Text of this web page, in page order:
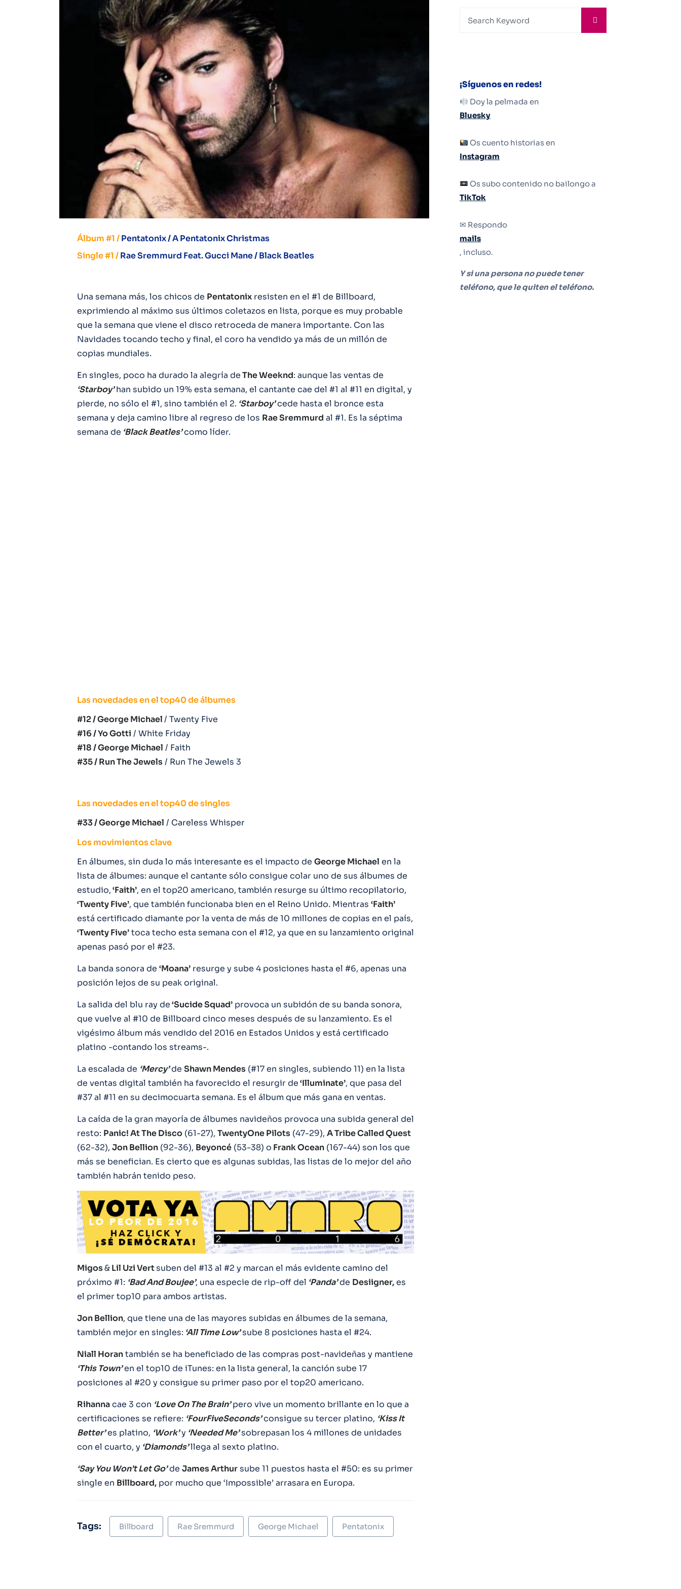
Álbum #1 /Pentatonix / A Pentatonix Christmas
Single #1 /Rae Sremmurd Feat. Gucci Mane / Black Beatles
Una semana más, los chicos de Pentatonix resisten en el #1 de Billboard,
exprimiendo al máximo sus últimos coletazos en lista, porque es muy probable
que la semana que viene el disco retroceda de manera importante. Con las
Navidades tocando techo y final, el coro ha vendido ya más de un millón de
copias mundiales.
En singles, poco ha durado la alegría deThe Weeknd: aunque las ventas de
‘Starboy’han subido un 19% esta semana, el cantante cae del #1 al #11 en digital, y
pierde, no sólo el #1, sino también el 2. ‘Starboy’cede hasta el bronce esta
semana y deja camino libre al regreso de los Rae Sremmurd al #1. Es la séptima
semana de ‘Black Beatles’como líder.
Las novedades en el top40 de álbumes
#12 / George Michael/ Twenty Five
#16 / Yo Gotti / White Friday
#18 / George Michael / Faith
#35 / Run The Jewels/ Run The Jewels 3
Las novedades en el top40 de singles
#33 / George Michael / Careless Whisper
Los movimientos clave
En álbumes, sin duda lo más interesante es el impacto de George Michael en la
lista de álbumes: aunque el cantante sólo consigue colar uno de sus álbumes de
estudio,‘Faith’, en el top20 americano, también resurge su último recopilatorio,
‘Twenty Five’, que también funcionaba bien en el Reino Unido. Mientras ‘Faith’
está certificado diamante por la venta de más de 10 millones de copias en el país,
‘Twenty Five’toca techo esta semana con el #12, ya que en su lanzamiento original
apenas pasó por el #23.
La banda sonora de ‘Moana’ resurge y sube 4 posiciones hasta el #6, apenas una
posición lejos de su peak original.
La salida del blu ray de‘Sucide Squad’ provoca un subidón de su banda sonora,
que vuelve al #10 de Billboard cinco meses después de su lanzamiento. Es el
vigésimo álbum más vendido del 2016 en Estados Unidos y está certificado
platino -contando los streams-.
La escalada de ‘Mercy’de Shawn Mendes (#17 en singles, subiendo 11) en la lista
de ventas digital también ha favorecido el resurgir de‘Illuminate’, que pasa del
#37 al #11 en su decimocuarta semana. Es el álbum que más gana en ventas.
La caída de la gran mayoría de álbumes navideños provoca una subida general del
resto: Panic! At The Disco (61-27), TwentyOne Pilots (47-29), A Tribe Called Quest
(62-32), Jon Bellion (92-36), Beyoncé (53-38) o Frank Ocean (167-44) son los que
más se benefician. Es cierto que es algunas subidas, las listas de lo mejor del año
también habrán tenido peso.
Migos&Lil Uzi Vertsuben del #13 al #2 y marcan el más evidente camino del
próximo #1: ‘Bad And Boujee’, una especie de rip-off del ‘Panda’de Desiigner,es
el primer top10 para ambos artistas.
Jon Bellion, que tiene una de las mayores subidas en álbumes de la semana,
también mejor en singles: ‘All Time Low’sube 8 posiciones hasta el #24.
Niall Horantambién se ha beneficiado de las compras post-navideñas y mantiene
‘This Town’en el top10 de iTunes: en la lista general, la canción sube 17
posiciones al #20 y consigue su primer paso por el top20 americano.
Rihannacae 3 con ‘Love On The Brain’ pero vive un momento brillante en lo que a
certificaciones se refiere: ‘FourFiveSeconds’consigue su tercer platino, ‘Kiss It
Better’es platino, ‘Work’y ‘Needed Me’sobrepasan los 4 millones de unidades
con el cuarto, y ‘Diamonds’llega al sexto platino.
‘Say You Won’t Let Go’de James Arthursube 11 puestos hasta el #50: es su primer
single en Billboard, por mucho que ‘Impossible’ arrasara en Europa.
Tags: Billboard Rae Sremmurd George Michael Pentatonix
¡Síguenos en redes!
Doy la pelmada en
Bluesky
Os cuento historias en
Instagram
Os subo contenido no bailongo a
TikTok
✉ Respondo
mails
, incluso.
Y si una persona no puede tener
teléfono, que le quiten el teléfono.